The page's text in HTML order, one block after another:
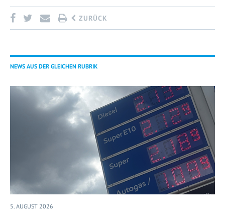
ZURÜCK
NEWS AUS DER GLEICHEN RUBRIK
5. AUGUST 2026